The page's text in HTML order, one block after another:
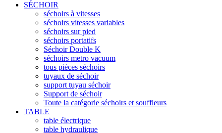
SÉCHOIR
séchoirs à vitesses
séchoirs vitesses variables
séchoirs sur pied
séchoirs portatifs
Séchoir Double K
séchoirs metro vacuum
tous pièces séchoirs
tuyaux de séchoir
support tuyau séchoir
Support de séchoir
Toute la catégorie séchoirs et souffleurs
TABLE
table électrique
table hydraulique